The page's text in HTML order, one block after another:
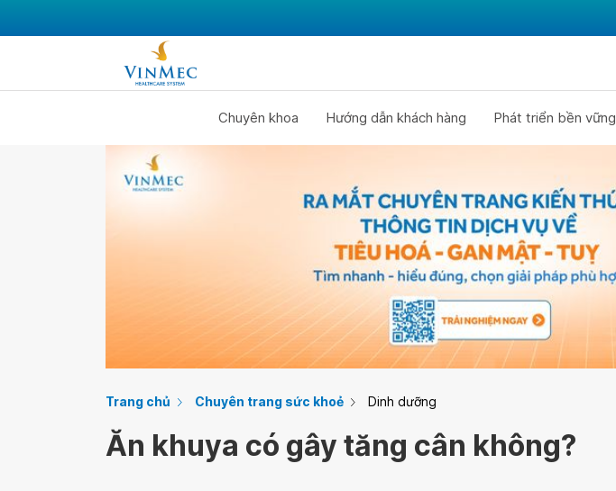
Chuyên khoa Hướng dẫn khách hàng Phát triển bền vững
Trang chủ Chuyên trang sức khoẻ Dinh dưỡng
Ăn khuya có gây tăng cân không?